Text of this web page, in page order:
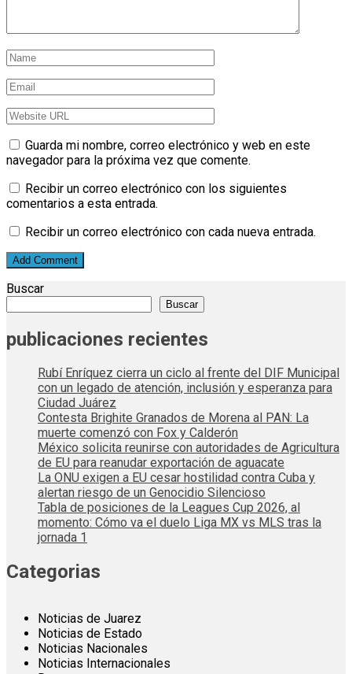
Guarda mi nombre, correo electrónico y web en este
navegador para la próxima vez que comente.
Recibir un correo electrónico con los siguientes
comentarios a esta entrada.
Recibir un correo electrónico con cada nueva entrada.
Buscar
Buscar
publicaciones recientes
Rubí Enríquez cierra un ciclo al frente del DIF Municipal
con un legado de atención, inclusión y esperanza para
Ciudad Juárez
Contesta Brighite Granados de Morena al PAN: La
muerte comenzó con Fox y Calderón
México solicita reunirse con autoridades de Agricultura
de EU para reanudar exportación de aguacate
La ONU exigen a EU cesar hostilidad contra Cuba y
alertan riesgo de un Genocidio Silencioso
Tabla de posiciones de la Leagues Cup 2026, al
momento: Cómo va el duelo Liga MX vs MLS tras la
jornada 1
Categorias
Noticias de Juarez
Noticias de Estado
Noticias Nacionales
Noticias Internacionales